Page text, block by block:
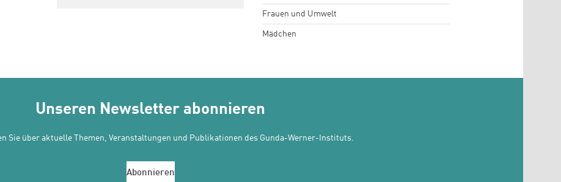
Frauen und Umwelt
Mädchen
Unseren Newsletter abonnieren
Sie über aktuelle Themen, Veranstaltungen und Publikationen des Gunda-Werner-Instituts.
Abonnieren